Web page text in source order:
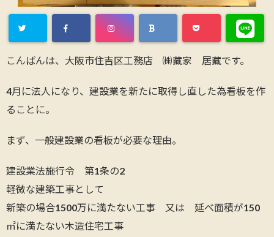
こんばんは、大阪市住吉区工務店 ㈱藏家 居藏です。
4月に法人になり、建設業を新たに取得し直した為看板を作
ることに。
まず、一般建設業の看板が必要な理由。
建設業法施行令 第1条の2
軽微な建築工事として
新築の場合1500万に満たない工事 又は 延べ面積が150
㎡に満たない木造住宅工事